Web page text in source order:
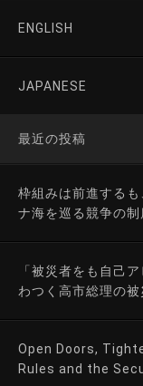
ENGLISH
JAPANESE
最近の投稿
枠組みは前進する
ナ海を巡る競争の制
「被災者をも自己
わつく高市総理の被
Open Doors,
Rules and the